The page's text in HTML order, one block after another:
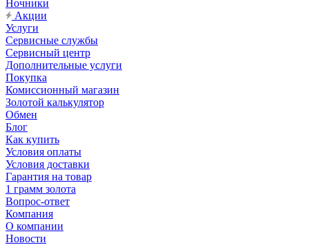
Ночники
Акции
Услуги
Сервисные службы
Сервисный центр
Дополнительные услуги
Покупка
Комиссионный магазин
Золотой калькулятор
Обмен
Блог
Как купить
Условия оплаты
Условия доставки
Гарантия на товар
1 грамм золота
Вопрос-ответ
Компания
О компании
Новости